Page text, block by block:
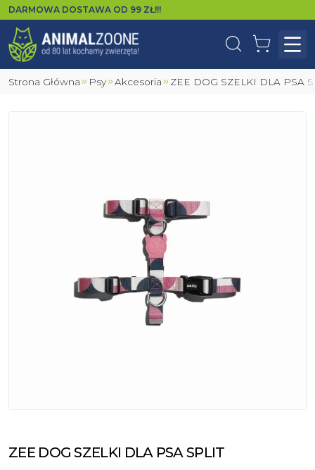
DARMOWA DOSTAWA OD 99 ZŁ!!!
WyszukajKoszyk
Strona Główna Psy Akcesoria ZEE DOG SZELKI DLA PSA
ZEE DOG SZELKI DLA PSA SPLIT